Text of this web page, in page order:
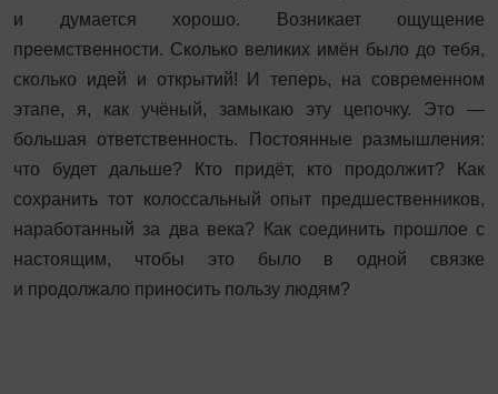
и думается хорошо. Возникает ощущение
преемственности. Сколько великих имён было до тебя,
сколько идей и открытий! И теперь, на современном
этапе, я, как учёный, замыкаю эту цепочку. Это —
большая ответственность. Постоянные размышления:
что будет дальше? Кто придёт, кто продолжит? Как
сохранить тот колоссальный опыт предшественников,
наработанный за два века? Как соединить прошлое с
настоящим, чтобы это было в одной связке
и продолжало приносить пользу людям?